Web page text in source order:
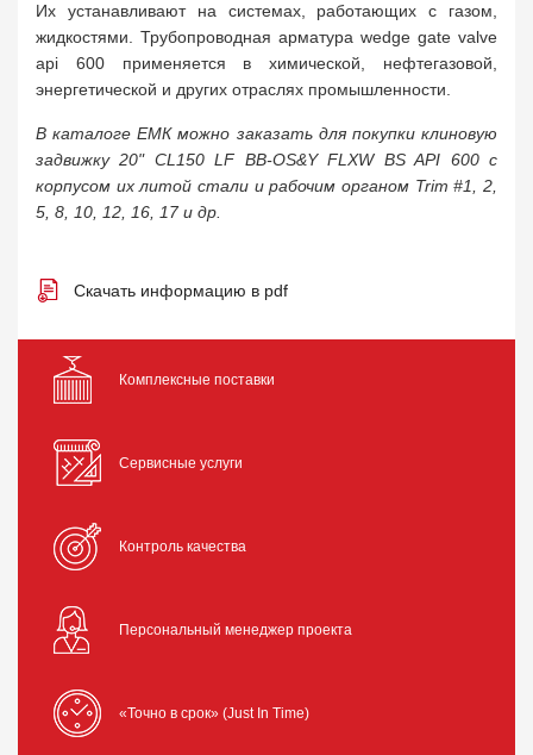
Их устанавливают на системах, работающих с газом,
жидкостями. Трубопроводная арматура wedge gate valve
api 600 применяется в химической, нефтегазовой,
энергетической и других отраслях промышленности.
В каталоге ЕМК можно заказать для покупки клиновую
задвижку 20" CL150 LF BB-OS&Y FLXW BS API 600 с
корпусом их литой стали и рабочим органом Trim #1, 2,
5, 8, 10, 12, 16, 17 и др.
Скачать информацию в pdf
Комплексные поставки
Сервисные услуги
Контроль качества
Персональный менеджер проекта
«Точно в срок» (Just In Time)